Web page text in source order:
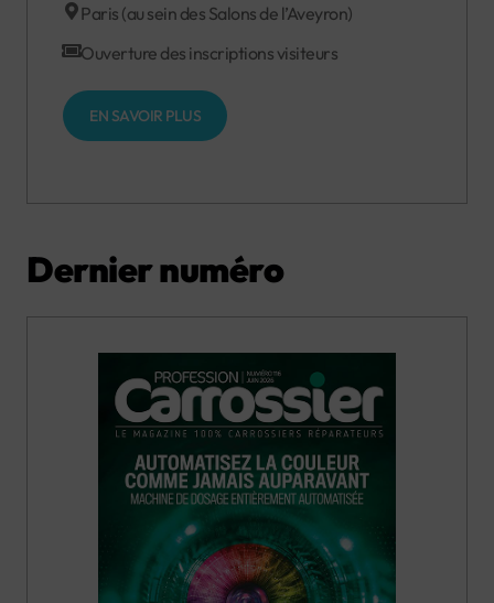
Paris (au sein des Salons de l’Aveyron)
Ouverture des inscriptions visiteurs
EN SAVOIR PLUS
Dernier numéro